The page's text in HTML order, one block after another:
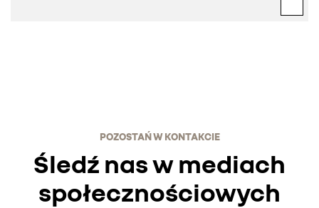
POZOSTAŃ W KONTAKCIE
Śledź nas w mediach
społecznościowych